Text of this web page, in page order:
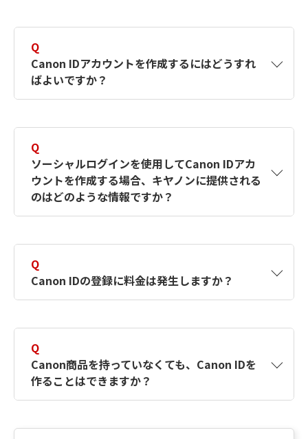
Q
Canon IDアカウントを作成するにはどうすれ
ばよいですか？
す。詳しい作成方法は【カメラ】Canon IDとは
何ですか？Canon IDの作成方法は？をご確認く
ださい。
Q
ソーシャルログインを使用してCanon IDアカ
ウントを作成する場合、キヤノンに提供される
のはどのような情報ですか？
択したサービスから取得します。アカウントを
簡単に作成できるように、この情報を使用して
Canon IDの登録フォームを入力します。
Q
Canon IDの登録に料金は発生しますか？
Q
Canon商品を持っていなくても、Canon IDを
作ることはできますか？